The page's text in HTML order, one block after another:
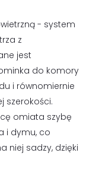
- system
z
jest
do komory
i równomiernie
szerokości.
omiata szybę
i dymu, co
niej sadzy, dzięki